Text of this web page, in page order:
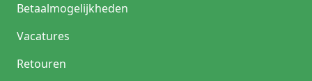
Betaalmogelijkheden
Vacatures
Retouren